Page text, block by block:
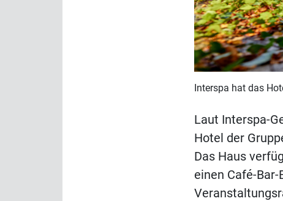
Interspa hat das
Laut Interspa-
Hotel der
Das Haus
einen Café-